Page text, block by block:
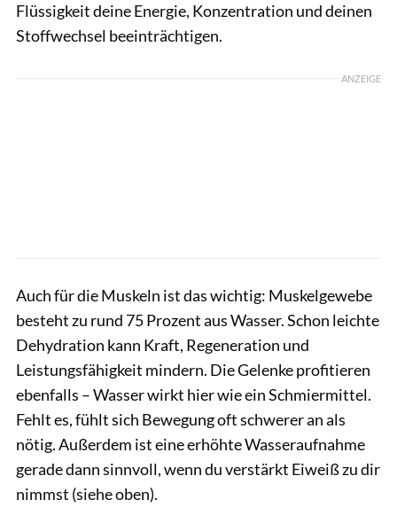
Flüssigkeit deine Energie, Konzentration und deinen
Stoffwechsel beeinträchtigen.
ANZEIGE
Auch für die Muskeln ist das wichtig: Muskelgewebe
besteht zu rund 75 Prozent aus Wasser. Schon leichte
Dehydration kann Kraft, Regeneration und
Leistungsfähigkeit mindern. Die Gelenke profitieren
ebenfalls – Wasser wirkt hier wie ein Schmiermittel.
Fehlt es, fühlt sich Bewegung oft schwerer an als
nötig. Außerdem ist eine erhöhte Wasseraufnahme
gerade dann sinnvoll, wenn du verstärkt Eiweiß zu dir
nimmst (siehe oben).